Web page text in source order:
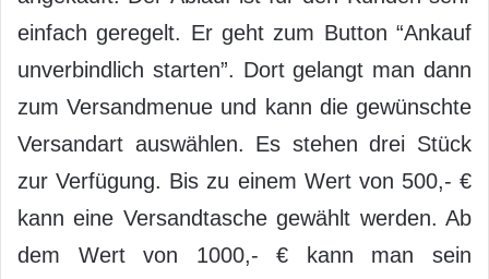
einfach geregelt. Er geht zum Button “Ankauf
unverbindlich starten”. Dort gelangt man dann
zum Versandmenue und kann die gewünschte
Versandart auswählen. Es stehen drei Stück
zur Verfügung. Bis zu einem Wert von 500,- €
kann eine Versandtasche gewählt werden. Ab
dem Wert von 1000,- € kann man sein